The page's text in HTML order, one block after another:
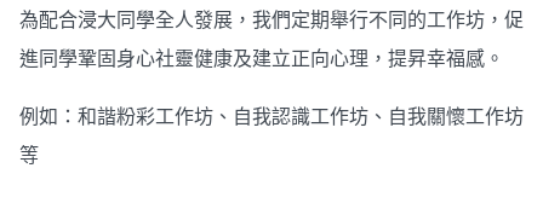
為配合浸大同學全人發展，我們定期舉行不同的工作坊，促
進同學鞏固身心社靈健康及建立正向心理，提昇幸福感。
例如：和諧粉彩工作坊、自我認識工作坊、自我關懷工作坊
等